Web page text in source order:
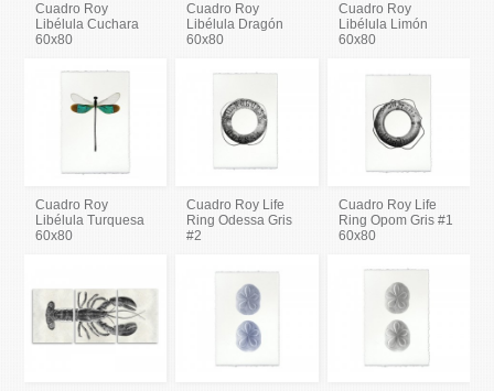
Cuadro Roy
Libélula Cuchara
60x80
Cuadro Roy
Libélula Dragón
60x80
Cuadro Roy
Libélula Limón
60x80
Cuadro Roy
Libélula Turquesa
60x80
Cuadro Roy Life
Ring Odessa Gris
#2
Cuadro Roy Life
Ring Opom Gris #1
60x80